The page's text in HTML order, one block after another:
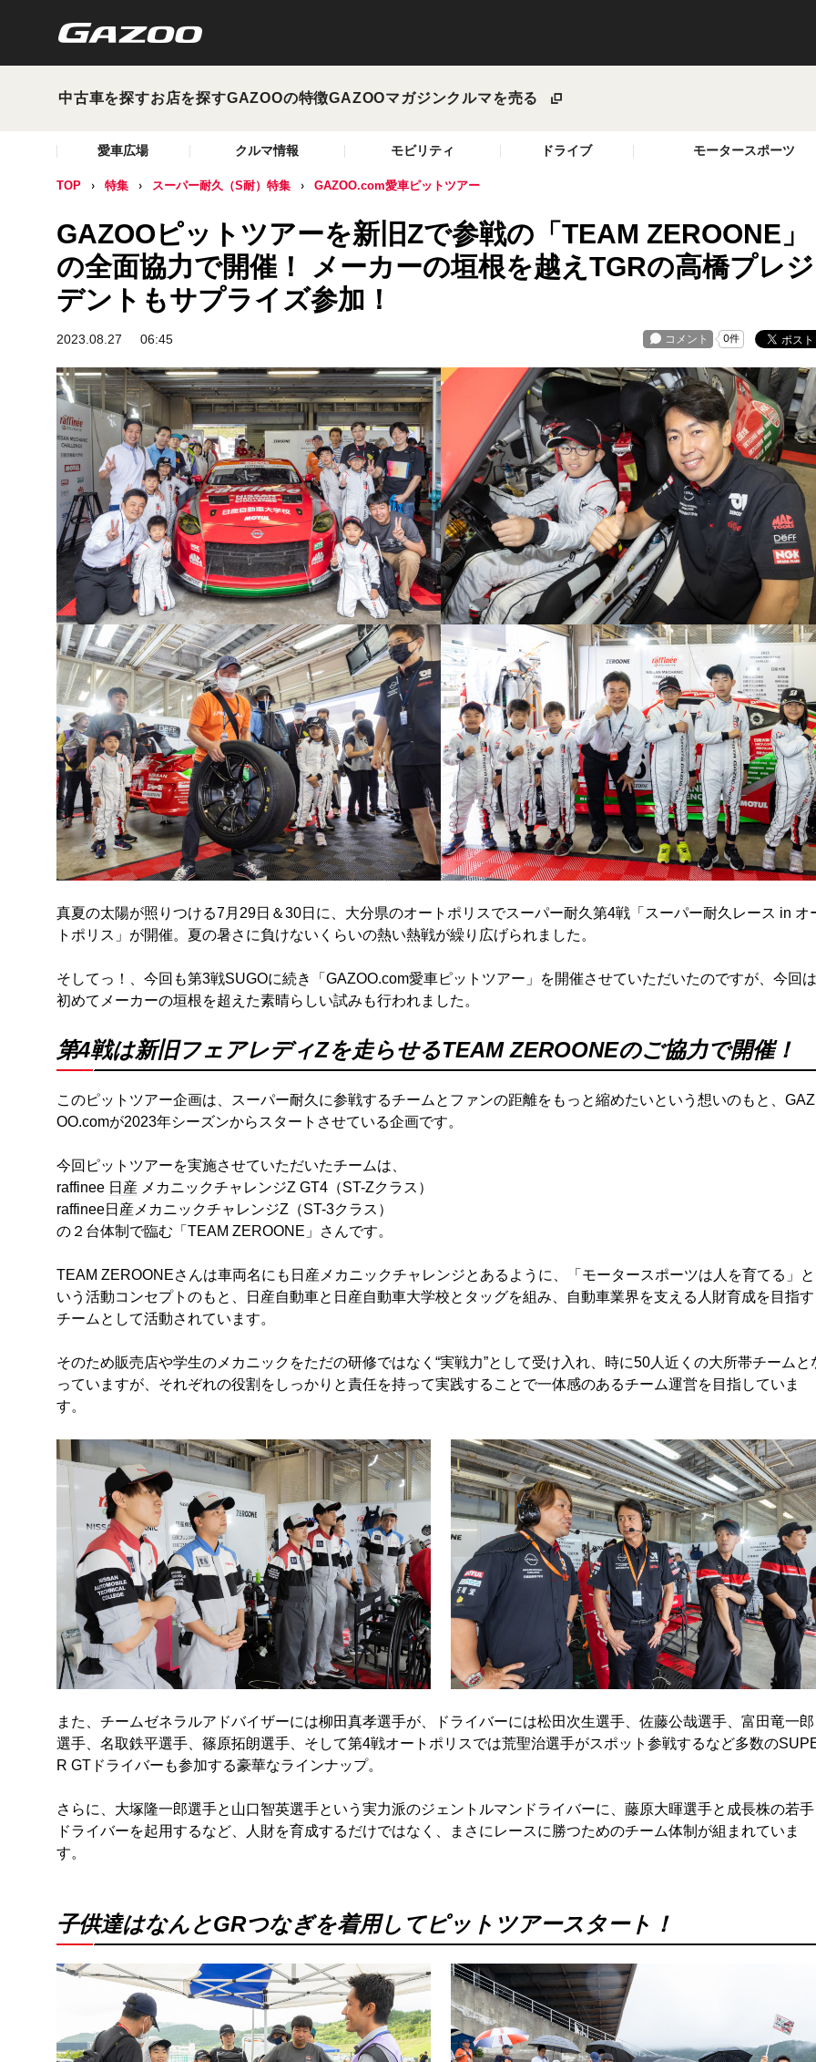
中古車を探すお店を探すGAZOOの特徴GAZOOマガジンクルマを売る
愛車広場 クルマ情報 モビリティ ドライブ モータースポーツ
TOP 特集 スーパー耐久（S耐）特集 GAZOO.com愛車ピットツアー
GAZOOピットツアーを新旧Zで参戦の「TEAM ZEROONE」
の全面協力で開催！ メーカーの垣根を越えTGRの高橋プレジ
デントもサプライズ参加！
2023.08.27 06:45
真夏の太陽が照りつける7月29日＆30日に、大分県のオートポリスでスーパー耐久第4戦「スーパー耐久レース in オ
トポリス」が開催。夏の暑さに負けないくらいの熱い熱戦が繰り広げられました。
そしてっ！、今回も第3戦SUGOに続き「GAZOO.com愛車ピットツアー」を開催させていただいたのですが、今回は
初めてメーカーの垣根を超えた素晴らしい試みも行われました。
第4戦は新旧フェアレディZを走らせるTEAM ZEROONEのご協力で開催！
このピットツアー企画は、スーパー耐久に参戦するチームとファンの距離をもっと縮めたいという想いのもと、GAZ
OO.comが2023年シーズンからスタートさせている企画です。
今回ピットツアーを実施させていただいたチームは、
raffinee 日産 メカニックチャレンジZ GT4（ST-Zクラス）
raffinee日産メカニックチャレンジZ（ST-3クラス）
の２台体制で臨む「TEAM ZEROONE」さんです。
TEAM ZEROONEさんは車両名にも日産メカニックチャレンジとあるように、「モータースポーツは人を育てる」と
いう活動コンセプトのもと、日産自動車と日産自動車大学校とタッグを組み、自動車業界を支える人財育成を目指す
チームとして活動されています。
そのため販売店や学生のメカニックをただの研修ではなく“実戦力”として受け入れ、時に50人近くの大所帯チームと
っていますが、それぞれの役割をしっかりと責任を持って実践することで一体感のあるチーム運営を目指していま
す。
また、チームゼネラルアドバイザーには柳田真孝選手が、ドライバーには松田次生選手、佐藤公哉選手、富田竜一郎
選手、名取鉄平選手、篠原拓朗選手、そして第4戦オートポリスでは荒聖治選手がスポット参戦するなど多数の
R GTドライバーも参加する豪華なラインナップ。
さらに、大塚隆一郎選手と山口智英選手という実力派のジェントルマンドライバーに、藤原大暉選手と成長株の若手
ドライバーを起用するなど、人財を育成するだけではなく、まさにレースに勝つためのチーム体制が組まれていま
す。
子供達はなんとGRつなぎを着用してピットツアースタート！